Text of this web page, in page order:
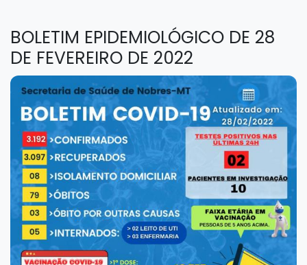
BOLETIM EPIDEMIOLÓGICO DE 28
DE FEVEREIRO DE 2022